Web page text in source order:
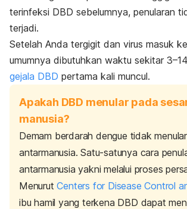
terinfeksi DBD sebelumnya, penularan
terjadi.
Setelah Anda tergigit dan virus masuk
umumnya dibutuhkan waktu sekitar
gejala DBD pertama kali muncul.
Apakah DBD menular pada
manusia?
Demam berdarah dengue tidak menular
antarmanusia. Satu-satunya cara
antarmanusia yakni melalui proses
MenurutCenters for Disease Control
ibu hamil yang terkena DBD dapat